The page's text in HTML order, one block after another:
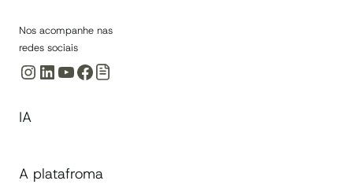
Nos acompanhe nas
redes sociais
Instagram
LinkedIn
Youtube
Facebook
IA
A platafroma